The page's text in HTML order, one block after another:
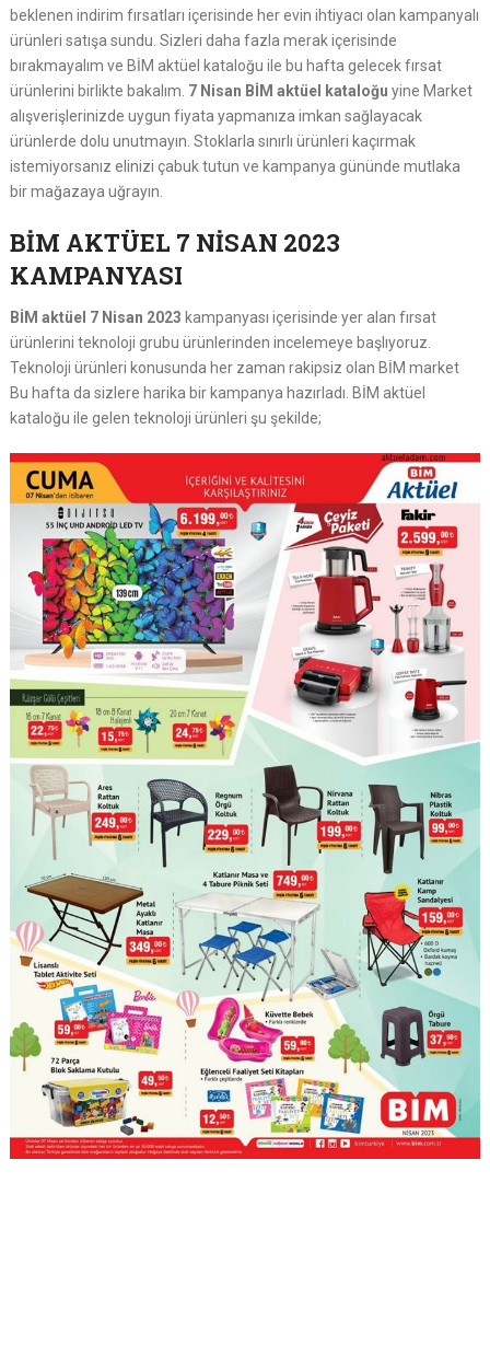
beklenen indirim fırsatları içerisinde her evin ihtiyacı olan kampanyalı
ürünleri satışa sundu. Sizleri daha fazla merak içerisinde
bırakmayalım ve BİM aktüel kataloğu ile bu hafta gelecek fırsat
ürünlerini birlikte bakalım. 7 Nisan BİM aktüel kataloğu yine Market
alışverişlerinizde uygun fiyata yapmanıza imkan sağlayacak
ürünlerde dolu unutmayın. Stoklarla sınırlı ürünleri kaçırmak
istemiyorsanız elinizi çabuk tutun ve kampanya gününde mutlaka
bir mağazaya uğrayın.
BİM AKTÜEL 7 NİSAN 2023
KAMPANYASI
BİM aktüel 7 Nisan 2023 kampanyası içerisinde yer alan fırsat
ürünlerini teknoloji grubu ürünlerinden incelemeye başlıyoruz.
Teknoloji ürünleri konusunda her zaman rakipsiz olan BİM market
Bu hafta da sizlere harika bir kampanya hazırladı. BİM aktüel
kataloğu ile gelen teknoloji ürünleri şu şekilde;